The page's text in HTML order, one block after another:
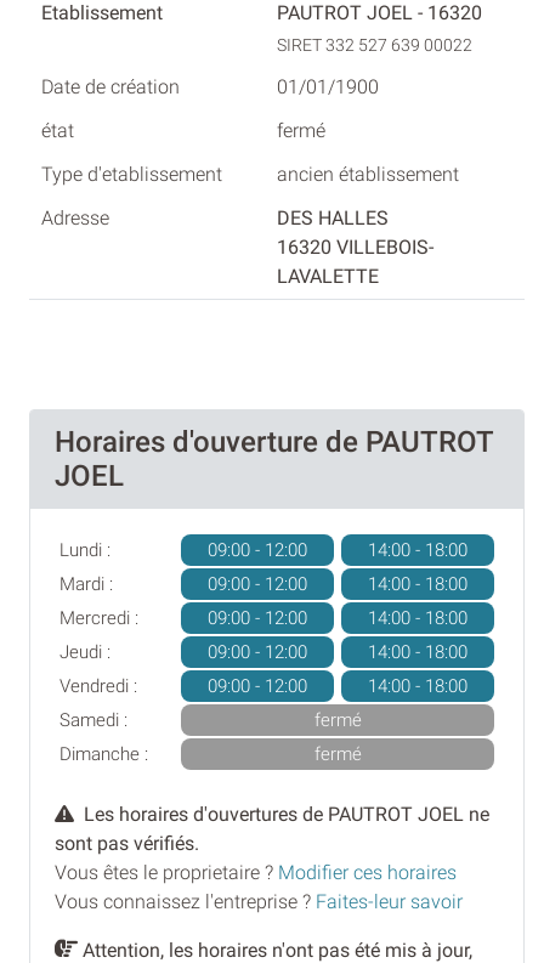
PAUTROT JOEL - 16320
SIRET 332 527 639 00022
01/01/1900
fermé
ancien établissement
DES HALLES
16320 VILLEBOIS-
LAVALETTE
Horaires d'ouverture de PAUTROT
JOEL
Lundi : 09:00 - 12:00
14:00 - 18:00
Mardi :
09:00 - 12:00
14:00 - 18:00
Mercredi :
09:00 - 12:00
14:00 - 18:00
Jeudi :
09:00 - 12:00
14:00 - 18:00
Vendredi :
09:00 - 12:00
14:00 - 18:00
Samedi :
fermé
Dimanche :
fermé
Les horaires d'ouvertures de PAUTROT JOEL ne
sont pas vérifiés.
Vous êtes le proprietaire ? Modifier ces horaires
Vous connaissez l'entreprise ? Faites-leur savoir
Attention, les horaires n'ont pas été mis à jour,